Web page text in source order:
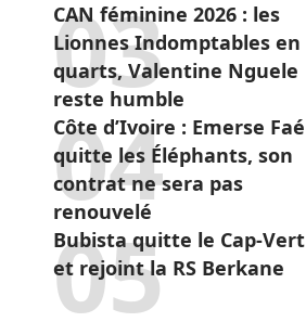
CAN féminine 2026 : les
Lionnes Indomptables en
quarts, Valentine Nguele
reste humble
Côte d’Ivoire : Emerse Faé
quitte les Éléphants, son
contrat ne sera pas
renouvelé
Bubista quitte le Cap-Vert
et rejoint la RS Berkane